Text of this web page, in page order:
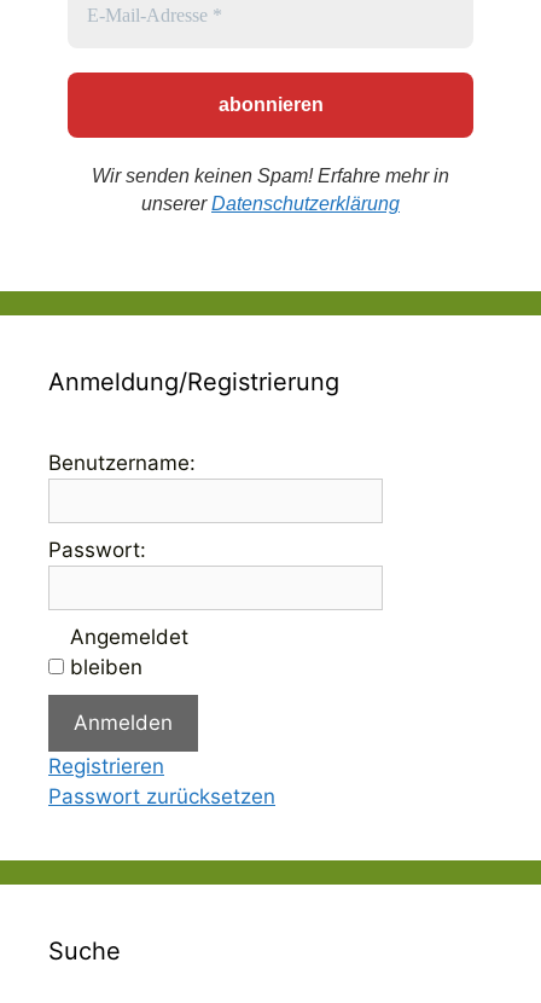
Wir senden keinen Spam! Erfahre mehr in
unsererDatenschutzerklärung
Anmeldung/Registrierung
Benutzername:
Passwort:
Angemeldet
bleiben
Anmelden
Registrieren
Passwort zurücksetzen
Suche